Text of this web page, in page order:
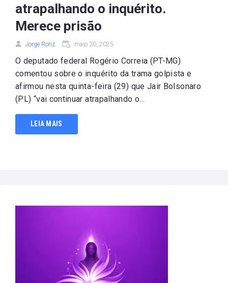
atrapalhando o inquérito.
Merece prisão
Jorge Roriz maio 30, 2025
O deputado federal Rogério Correia (PT-MG)
comentou sobre o inquérito da trama golpista e
afirmou nesta quinta-feira (29) que Jair Bolsonaro
(PL) “vai continuar atrapalhando o...
LEIA MAIS